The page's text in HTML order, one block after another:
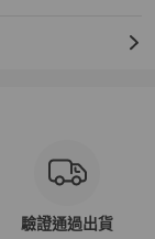
驗證通過出貨